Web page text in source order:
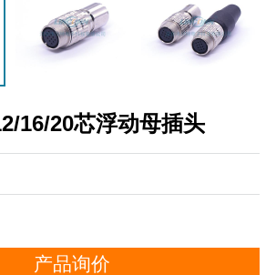
16/20芯浮动母插头
产品询价